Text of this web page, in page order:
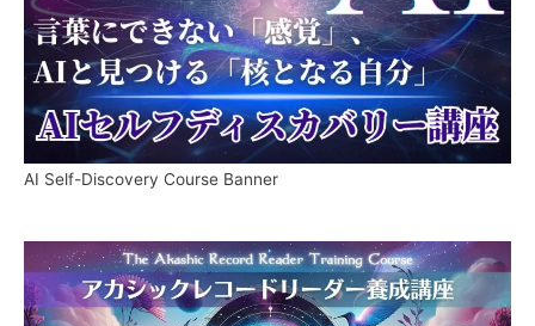
AI Self-Discovery Course Banner